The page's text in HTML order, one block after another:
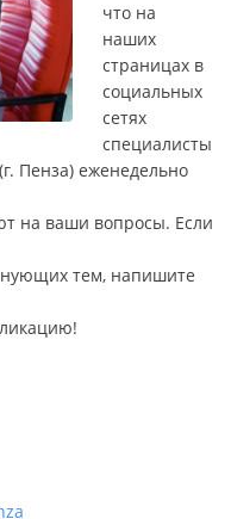
что на
наших
страницах в
социальных
сетях
специалисты
Пенза) еженедельно
на ваши вопросы. Если
тем, напишите